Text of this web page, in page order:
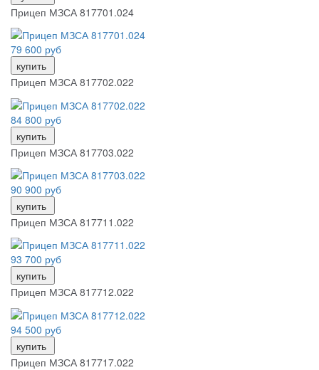
Прицеп МЗСА 817701.024
79 600 руб
купить
Прицеп МЗСА 817702.022
84 800 руб
купить
Прицеп МЗСА 817703.022
90 900 руб
купить
Прицеп МЗСА 817711.022
93 700 руб
купить
Прицеп МЗСА 817712.022
94 500 руб
купить
Прицеп МЗСА 817717.022